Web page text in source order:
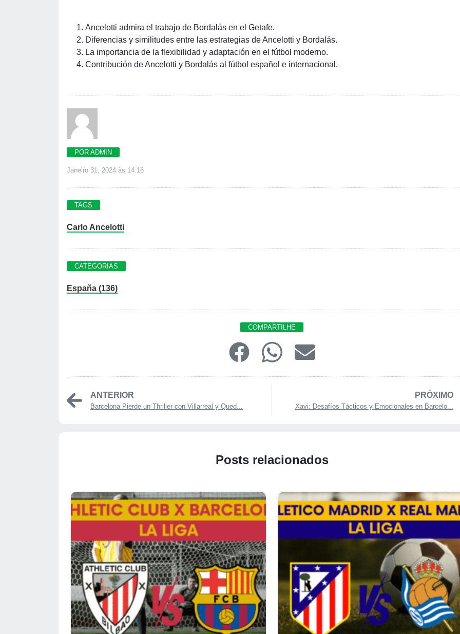
Ancelotti admira el trabajo de Bordalás en el Getafe.
Diferencias y similitudes entre las estrategias de Ancelotti y Bordalás.
La importancia de la flexibilidad y adaptación en el fútbol moderno.
Contribución de Ancelotti y Bordalás al fútbol español e internacional.
POR ADMIN
Janeiro 31, 2024 às 14:16
TAGS
Carlo Ancelotti
CATEGORIAS
España (136)
COMPARTILHE
ANTERIOR
Barcelona Pierde un Thriller con Villarreal y Qued...
PRÓXIMO
Xavi: Desafíos Tácticos y Emocionales en Barcelo...
Posts relacionados